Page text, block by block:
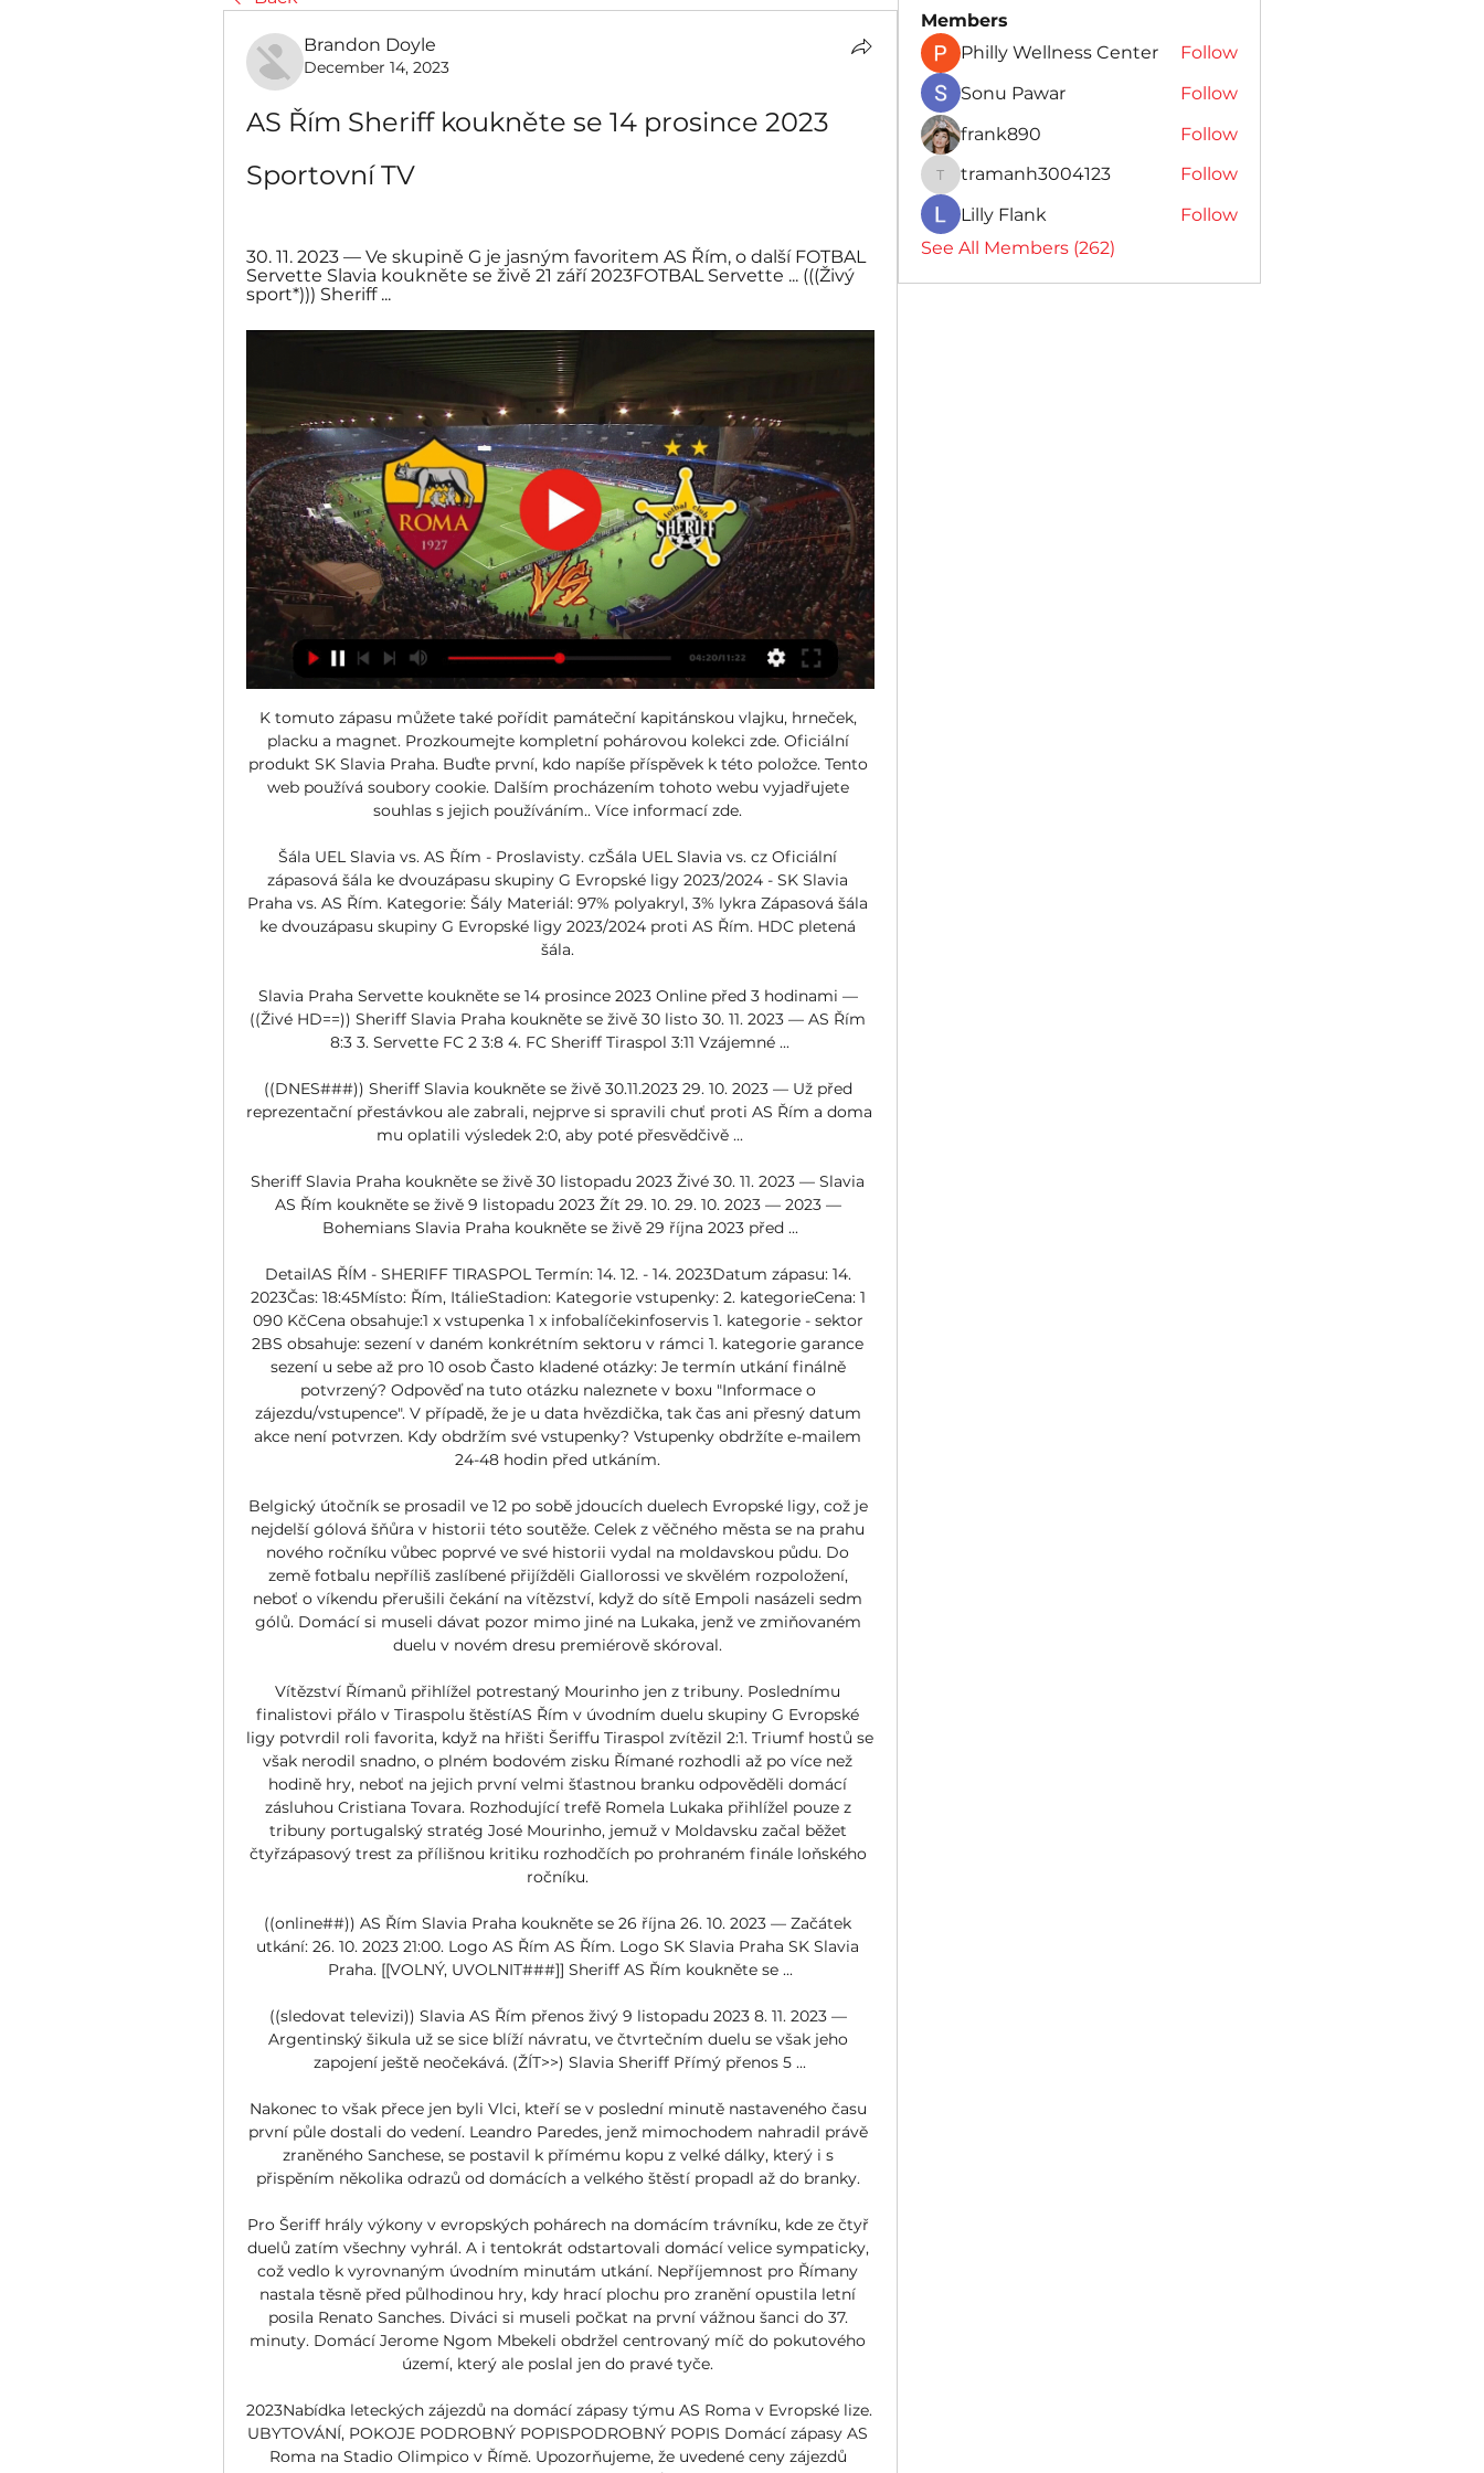
Brandon Doyle
December 14, 2023
AS Řím Sheriff koukněte se 14 prosince 2023
Sportovní TV
30. 11. 2023 — Ve skupině G je jasným favoritem AS Řím, o další FOTBAL
Servette Slavia koukněte se živě 21 září 2023FOTBAL Servette ... (((Živý
sport*))) Sheriff ...
K tomuto zápasu můžete také pořídit památeční kapitánskou vlajku, hrneček,
placku a magnet. Prozkoumejte kompletní pohárovou kolekci zde. Oficiální
produkt SK Slavia Praha. Buďte první, kdo napíše příspěvek k této položce. Tento
web používá soubory cookie. Dalším procházením tohoto webu vyjadřujete
souhlas s jejich používáním.. Více informací zde.
Šála UEL Slavia vs. AS Řím - Proslavisty. cz﻿Šála UEL Slavia vs. cz Oficiální
zápasová šála ke dvouzápasu skupiny G Evropské ligy 2023/2024 - SK Slavia
Praha vs. AS Řím. Kategorie: Šály Materiál: 97% polyakryl, 3% lykra Zápasová šála
ke dvouzápasu skupiny G Evropské ligy 2023/2024 proti AS Řím. HDC pletená
šála.
Slavia Praha Servette koukněte se 14 prosince 2023 Online před 3 hodinami —
((Živé HD==)) Sheriff Slavia Praha koukněte se živě 30 listo 30. 11. 2023 — AS Řím
8:3 3. Servette FC 2 3:8 4. FC Sheriff Tiraspol 3:11 Vzájemné ...
((DNES###)) Sheriff Slavia koukněte se živě 30.11.2023 29. 10. 2023 — Už před
reprezentační přestávkou ale zabrali, nejprve si spravili chuť proti AS Řím a doma
mu oplatili výsledek 2:0, aby poté přesvědčivě ...
Sheriff Slavia Praha koukněte se živě 30 listopadu 2023 Živé 30. 11. 2023 — Slavia
AS Řím koukněte se živě 9 listopadu 2023 Žít 29. 10. 29. 10. 2023 — 2023 —
Bohemians Slavia Praha koukněte se živě 29 října 2023 před ...
DetailAS ŘÍM - SHERIFF TIRASPOL Termín: 14. 12. - 14. 2023Datum zápasu: 14.
2023Čas: 18:45Místo: Řím, ItálieStadion: Kategorie vstupenky: 2. kategorieCena: 1
090 KčCena obsahuje:1 x vstupenka 1 x infobalíčekinfoservis 1. kategorie - sektor
2BS obsahuje: sezení v daném konkrétním sektoru v rámci 1. kategorie garance
sezení u sebe až pro 10 osob Často kladené otázky: Je termín utkání finálně
potvrzený? Odpověď na tuto otázku naleznete v boxu "Informace o
zájezdu/vstupence". V případě, že je u data hvězdička, tak čas ani přesný datum
akce není potvrzen. Kdy obdržím své vstupenky? Vstupenky obdržíte e-mailem
24-48 hodin před utkáním.
Belgický útočník se prosadil ve 12 po sobě jdoucích duelech Evropské ligy, což je
nejdelší gólová šňůra v historii této soutěže. Celek z věčného města se na prahu
nového ročníku vůbec poprvé ve své historii vydal na moldavskou půdu. Do
země fotbalu nepříliš zaslíbené přijížděli Giallorossi ve skvělém rozpoložení,
neboť o víkendu přerušili čekání na vítězství, když do sítě Empoli nasázeli sedm
gólů. Domácí si museli dávat pozor mimo jiné na Lukaka, jenž ve zmiňovaném
duelu v novém dresu premiérově skóroval.
Vítězství Římanů přihlížel potrestaný Mourinho jen z tribuny. Poslednímu
finalistovi přálo v Tiraspolu štěstíAS Řím v úvodním duelu skupiny G Evropské
ligy potvrdil roli favorita, když na hřišti Šeriffu Tiraspol zvítězil 2:1. Triumf hostů se
však nerodil snadno, o plném bodovém zisku Římané rozhodli až po více než
hodině hry, neboť na jejich první velmi šťastnou branku odpověděli domácí
zásluhou Cristiana Tovara. Rozhodující trefě Romela Lukaka přihlížel pouze z
tribuny portugalský stratég José Mourinho, jemuž v Moldavsku začal běžet
čtyřzápasový trest za přílišnou kritiku rozhodčích po prohraném finále loňského
ročníku.
((online##)) AS Řím Slavia Praha koukněte se 26 října 26. 10. 2023 — Začátek
utkání: 26. 10. 2023 21:00. Logo AS Řím AS Řím. Logo SK Slavia Praha SK Slavia
Praha. [[VOLNÝ, UVOLNIT###]] Sheriff AS Řím koukněte se ...
((sledovat televizi)) Slavia AS Řím přenos živý 9 listopadu 2023 8. 11. 2023 —
Argentinský šikula už se sice blíží návratu, ve čtvrtečním duelu se však jeho
zapojení ještě neočekává. (ŽÍT>>) Slavia Sheriff Přímý přenos 5 ...
Nakonec to však přece jen byli Vlci, kteří se v poslední minutě nastaveného času
první půle dostali do vedení. Leandro Paredes, jenž mimochodem nahradil právě
zraněného Sanchese, se postavil k přímému kopu z velké dálky, který i s
přispěním několika odrazů od domácích a velkého štěstí propadl až do branky.
Pro Šeriff hrály výkony v evropských pohárech na domácím trávníku, kde ze čtyř
duelů zatím všechny vyhrál. A i tentokrát odstartovali domácí velice sympaticky,
což vedlo k vyrovnaným úvodním minutám utkání. Nepříjemnost pro Římany
nastala těsně před půlhodinou hry, kdy hrací plochu pro zranění opustila letní
posila Renato Sanches. Diváci si museli počkat na první vážnou šanci do 37.
minuty. Domácí Jerome Ngom Mbekeli obdržel centrovaný míč do pokutového
území, který ale poslal jen do pravé tyče.
2023Nabídka leteckých zájezdů na domácí zápasy týmu AS Roma v Evropské lize.
UBYTOVÁNÍ, POKOJE PODROBNÝ POPISPODROBNÝ POPIS Domácí zápasy AS
Roma na Stadio Olimpico v Římě. Upozorňujeme, že uvedené ceny zájezdů
Members
Philly Wellness Center
Follow
Sonu Pawar
Follow
frank890
Follow
tramanh3004123
tramanh3004123
Follow
Lilly Flank
Follow
See All Members (262)